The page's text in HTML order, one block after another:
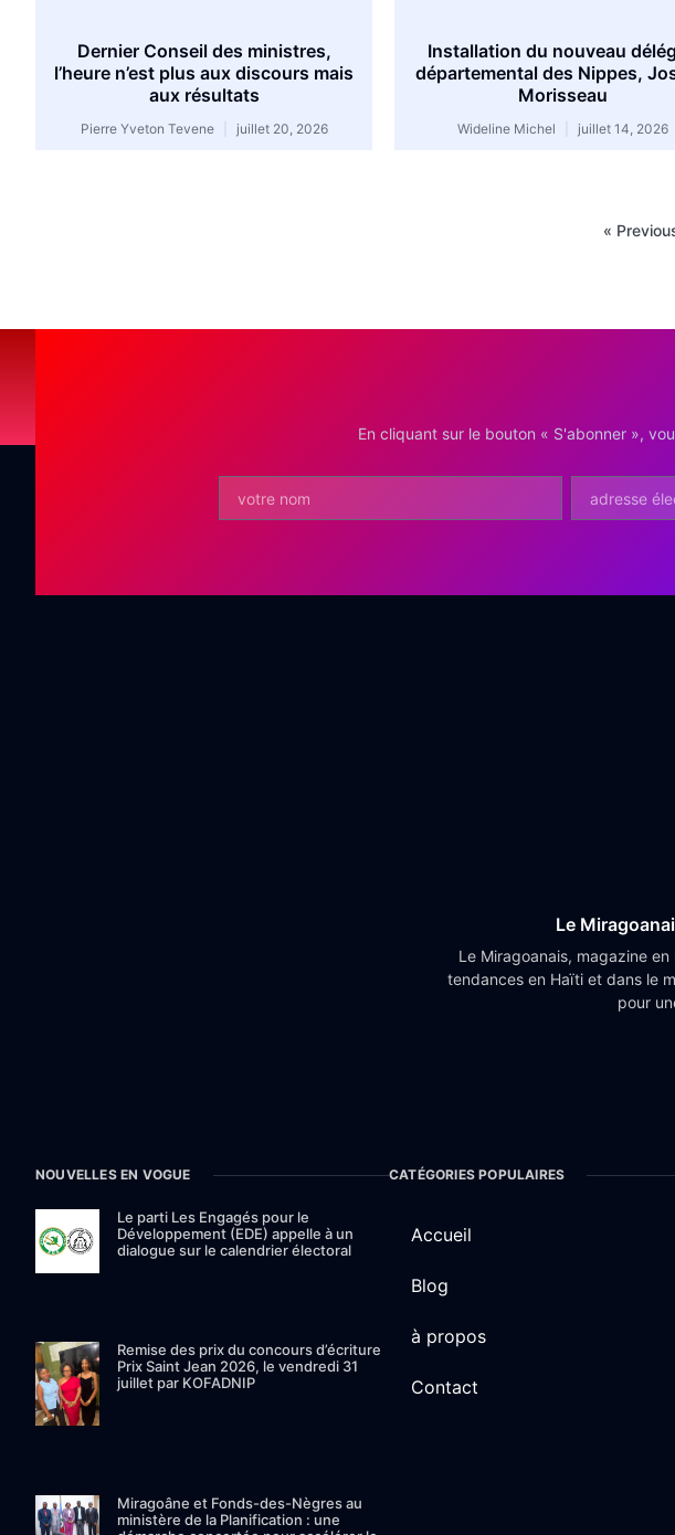
Dernier Conseil des ministres,
l’heure n’est plus aux discours mais
aux résultats
Pierre Yveton Tevene juillet 20, 2026
Installation du nouveau
départemental des Nippes,
Morisseau
Wideline Michel juillet 14, 2026
«
En cliquant sur le bouton « S'abonner »,
Le
Le Miragoanais, magazine
tendances en Haïti et dans le
pour
NOUVELLES EN VOGUE
Le parti Les Engagés pour le
Développement (EDE) appelle à un
dialogue sur le calendrier électoral
Remise des prix du concours d’écriture
Prix Saint Jean 2026, le vendredi 31
juillet par KOFADNIP
Miragoâne et Fonds-des-Nègres au
ministère de la Planification : une
CATÉGORIES POPULAIRES
Accueil
Blog
à propos
Contact